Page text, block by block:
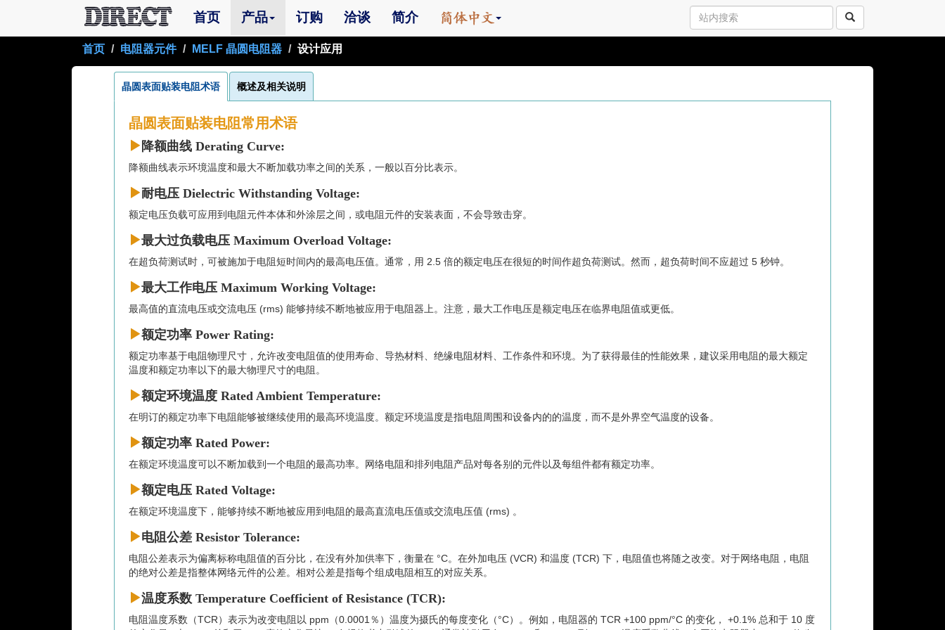
首页(current)
产品 订购 洽谈 简介
首页 电阻器元件 MELF 晶圆电阻器 设计应用
晶圆表面贴装电阻术语 概述及相关说明
晶圆表面贴装电阻常用术语
降额曲线 Derating Curve:
降额曲线表示环境温度和最大不断加载功率之间的关系，一般以百分比表示。
耐电压 Dielectric Withstanding Voltage:
额定电压负载可应用到电阻元件本体和外涂层之间，或电阻元件的安装表面，不会导致击穿。
最大过负载电压 Maximum Overload Voltage:
在超负荷测试时，可被施加于电阻短时间内的最高电压值。通常，用 2.5 倍的额定电压在很短的时间作超负荷测试。然而，超负荷时间不应超过 5 秒钟。
最大工作电压 Maximum Working Voltage:
最高值的直流电压或交流电压 (rms) 能够持续不断地被应用于电阻器上。注意，最大工作电压是额定电压在临界电阻值或更低。
额定功率 Power Rating:
额定功率基于电阻物理尺寸，允许改变电阻值的使用寿命、导热材料、绝缘电阻材料、工作条件和环境。为了获得最佳的性能效果，建议采用电阻的最大额定
温度和额定功率以下的最大物理尺寸的电阻。
额定环境温度 Rated Ambient Temperature:
在明订的额定功率下电阻能够被继续使用的最高环境温度。额定环境温度是指电阻周围和设备内的的温度，而不是外界空气温度的设备。
额定功率 Rated Power:
在额定环境温度可以不断加载到一个电阻的最高功率。网络电阻和排列电阻产品对每各别的元件以及每组件都有额定功率。
额定电压 Rated Voltage:
在额定环境温度下，能够持续不断地被应用到电阻的最高直流电压值或交流电压值 (rms) 。
电阻公差 Resistor Tolerance:
电阻公差表示为偏离标称电阻值的百分比，在没有外加供率下，衡量在 °C。在外加电压 (VCR) 和温度 (TCR) 下，电阻值也将随之改变。对于网络电阻，电阻
的绝对公差是指整体网络元件的公差。相对公差是指每个组成电阻相互的对应关系。
温度系数 Temperature Coefficient of Resistance (TCR):
电阻温度系数（TCR）表示为改变电阻以 ppm（0.0001％）温度为摄氏的每度变化（°C）。例如，电阻器的 TCR +100 ppm/°C 的变化， +0.1% 总和于 10 度